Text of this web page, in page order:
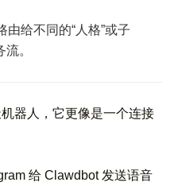
给不同的“人格”或子
。
器人，它更像是一个连接
给 Clawdbot 发送语音